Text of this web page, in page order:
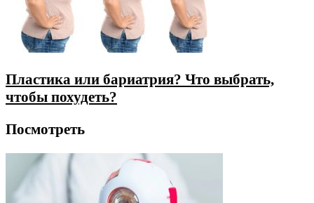
Пластика или бариатрия? Что выбрать,
чтобы похудеть?
Посмотреть